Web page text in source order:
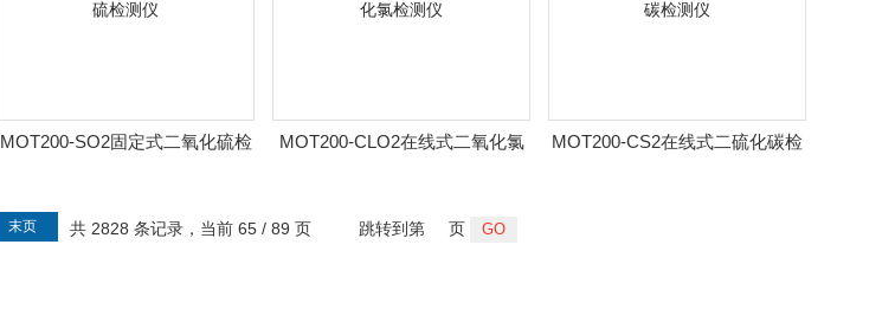
MOT200-SO2固定式二氧化硫检
MOT200-CLO2在线式二氧化氯
MOT200-CS2在线式二硫化碳检
共 2828 条记录，当前 65 / 89 页
末页 跳转到第 页